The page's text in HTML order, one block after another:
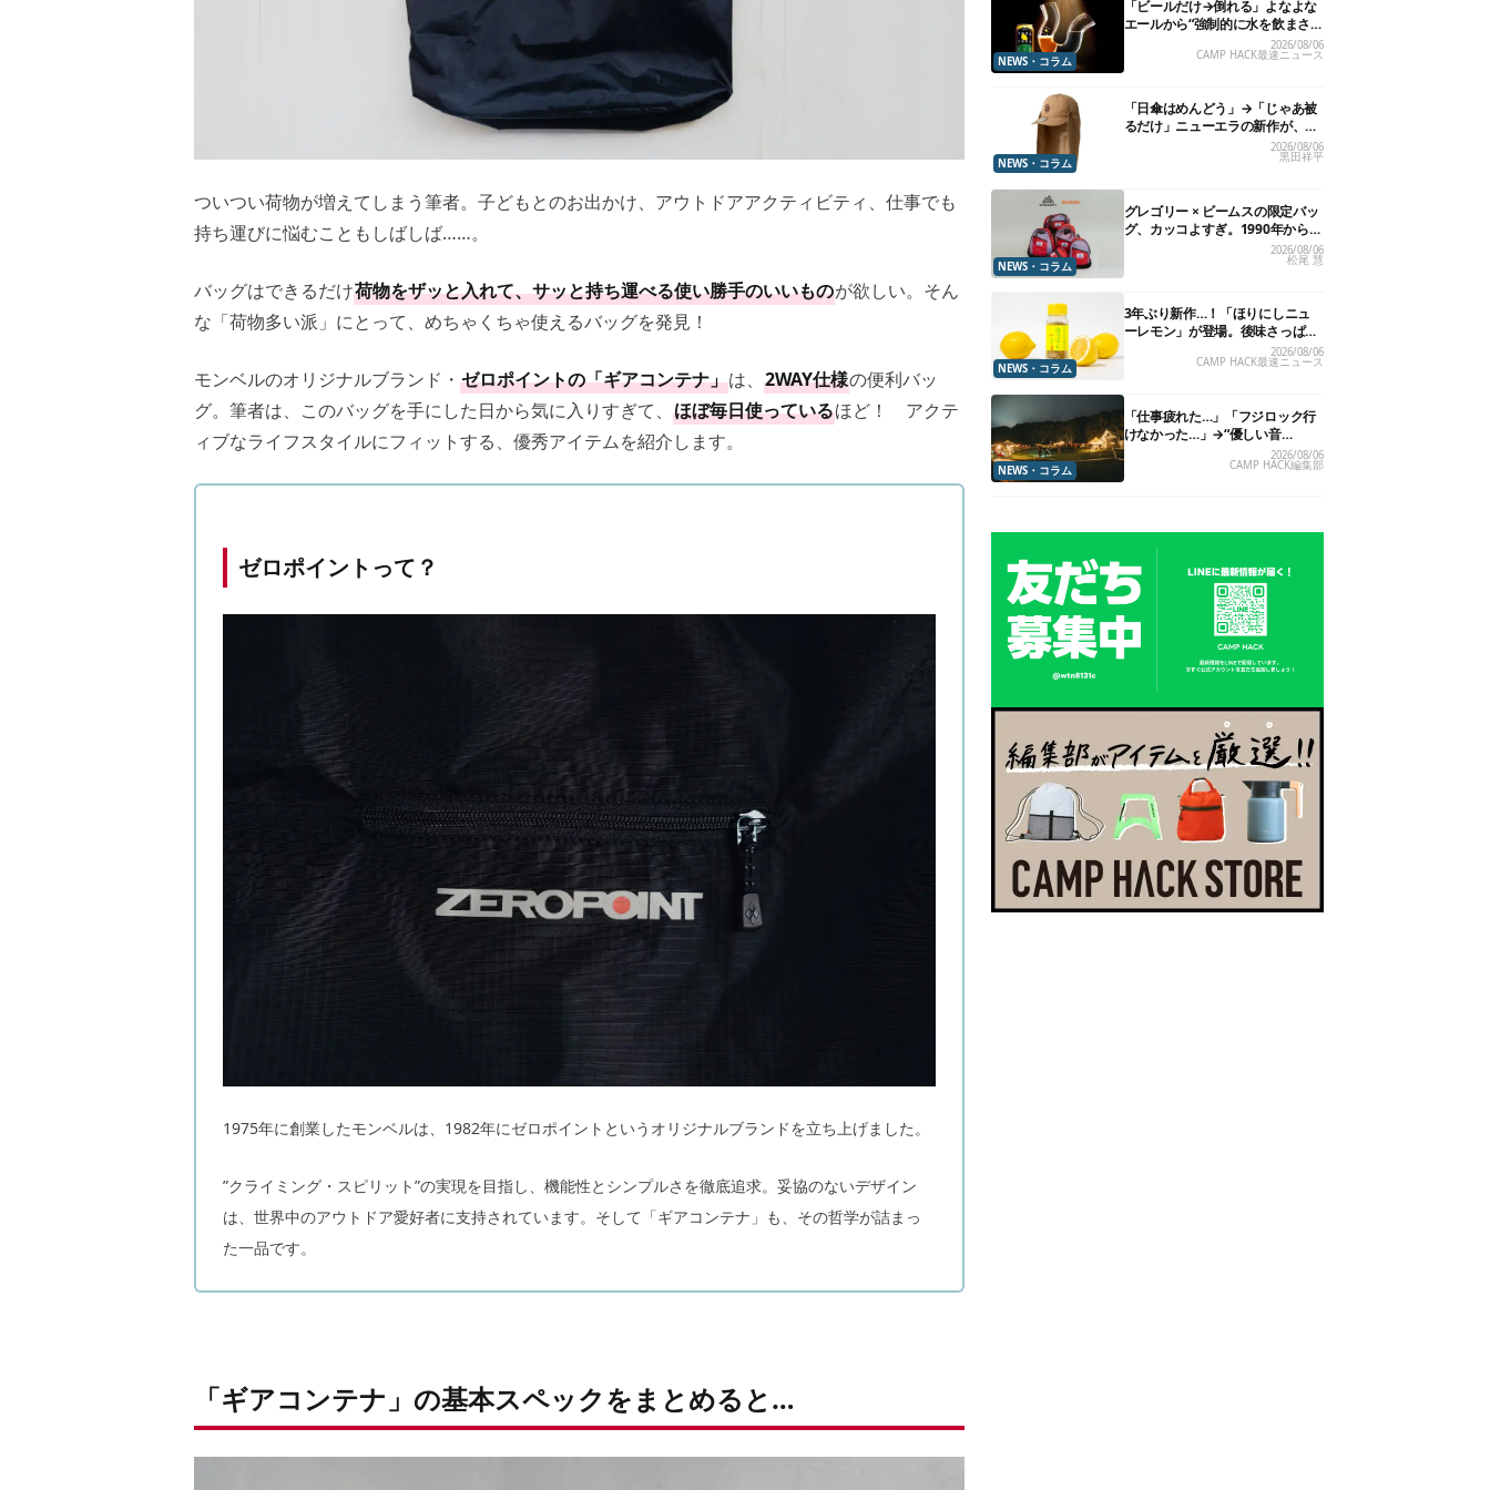
ついつい荷物が増えてしまう筆者。子どもとのお出かけ、アウトドアアクティビティ、仕事でも
持ち運びに悩むこともしばしば……。
バッグはできるだけ荷物をザッと入れて、サッと持ち運べる使い勝手のいいものが欲しい。そん
な「荷物多い派」にとって、めちゃくちゃ使えるバッグを発見！
モンベルのオリジナルブランド・ ゼロポイントの「ギアコンテナ」は、 2WAY仕様の便利バッ
グ。筆者は、このバッグを手にした日から気に入りすぎて、 ほぼ毎日使っているほど！ アクテ
ィブなライフスタイルにフィットする、優秀アイテムを紹介します。
ゼロポイントって？
1975年に創業したモンベルは、1982年にゼロポイントというオリジナルブランドを立ち上げました。
”クライミング・スピリット”の実現を目指し、機能性とシンプルさを徹底追求。妥協のないデザイン
は、世界中のアウトドア愛好者に支持されています。そして「ギアコンテナ」も、その哲学が詰まっ
た一品です。
「ギアコンテナ」の基本スペックをまとめると…
NEWS・コラム
「ビールだけ→倒れる」よなよな
エールから“強制的に水を飲まさ
2026/08/06
CAMP HACK最速ニュース
NEWS・コラム
「日傘はめんどう」→「じゃあ被
るだけ」ニューエラの新作が、真
2026/08/06
黒田祥平
NEWS・コラム
グレゴリー × ビームスの限定バッ
グ、カッコよすぎ。1990年から“3
年のみ使用”されていた、紫タグ
2026/08/06
松尾 慧
NEWS・コラム
3年ぶり新作…！「ほりにしニュ
ーレモン」が登場。後味さっぱり
の万能スパイス！【8月21日発
2026/08/06
CAMP HACK最速ニュース
NEWS・コラム
「仕事疲れた…」「フジロック行
けなかった…」→“優しい音
楽”と“大きな自然”で治癒。まだ間
2026/08/06
CAMP HACK編集部